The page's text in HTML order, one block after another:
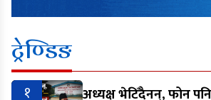
ट्रेण्डिङ
१
अध्यक्ष भेटिँदैनन्, फोन